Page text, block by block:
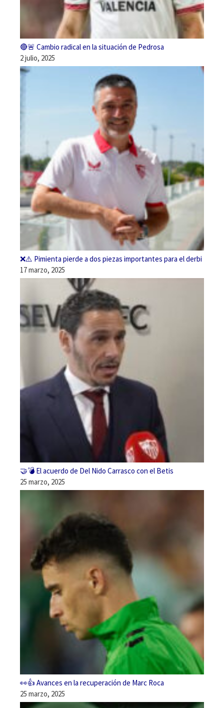
🔴🚨 Cambio radical en la situación de Pedrosa
2 julio, 2025
❌⚠️ Pimienta pierde a dos piezas importantes para el derbi
17 marzo, 2025
🤝💣 El acuerdo de Del Nido Carrasco con el Betis
25 marzo, 2025
👀👍 Avances en la recuperación de Marc Roca
25 marzo, 2025